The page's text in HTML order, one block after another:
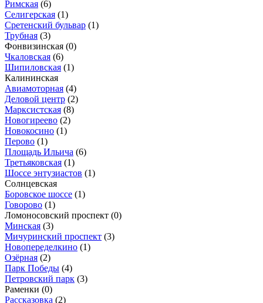
Римская (6)
Селигерская (1)
Сретенский бульвар (1)
Трубная (3)
Фонвизинская (0)
Чкаловская (6)
Шипиловская (1)
Калининская
Авиамоторная (4)
Деловой центр (2)
Марксистская (8)
Новогиреево (2)
Новокосино (1)
Перово (1)
Площадь Ильича (6)
Третьяковская (1)
Шоссе энтузиастов (1)
Солнцевская
Боровское шоссе (1)
Говорово (1)
Ломоносовский проспект (0)
Минская (3)
Мичуринский проспект (3)
Новопеределкино (1)
Озёрная (2)
Парк Победы (4)
Петровский парк (3)
Раменки (0)
Рассказовка (2)